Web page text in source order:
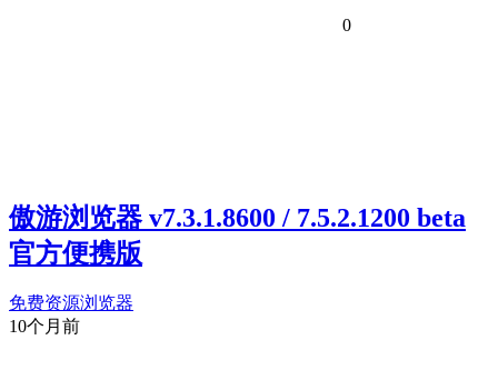
0
傲游浏览器 v7.3.1.8600 / 7.5.2.1200 beta
官方便携版
免费资源浏览器
10个月前